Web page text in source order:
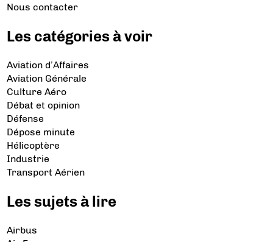
Nous contacter
Les catégories à voir
Aviation d’Affaires
Aviation Générale
Culture Aéro
Débat et opinion
Défense
Dépose minute
Hélicoptère
Industrie
Transport Aérien
Les sujets à lire
Airbus